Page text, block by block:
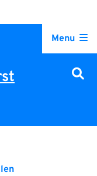
Menu